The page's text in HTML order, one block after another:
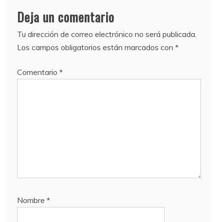
Deja un comentario
Tu dirección de correo electrónico no será publicada.
Los campos obligatorios están marcados con *
Comentario *
Nombre *